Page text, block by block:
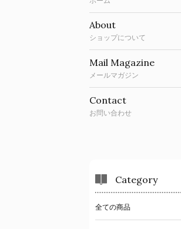
About
ショップについて
Mail Magazine
メールマガジン
Contact
お問い合わせ
Category
全ての商品